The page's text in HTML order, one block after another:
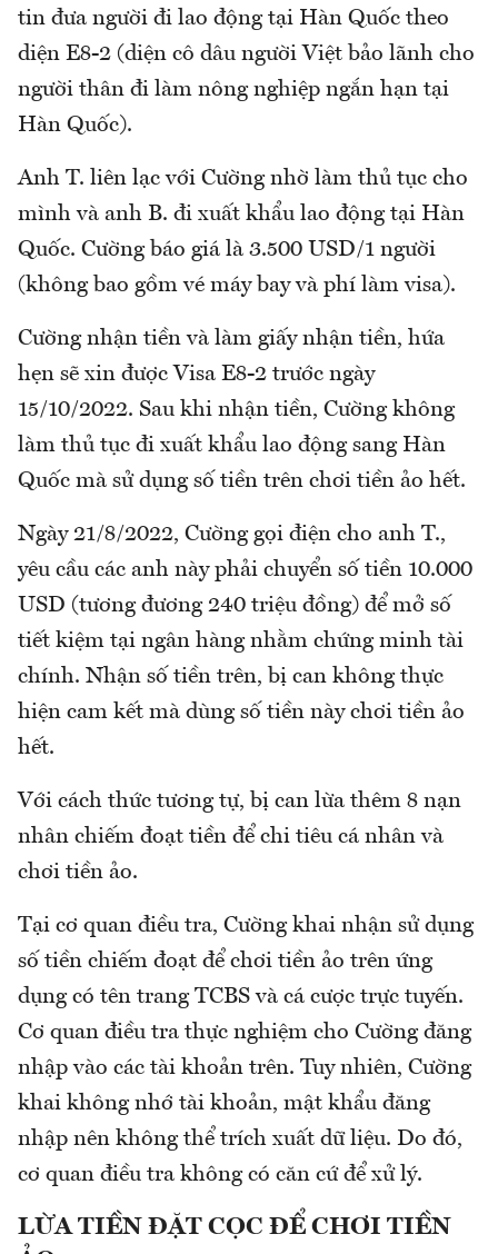
tin đưa người đi lao động tại Hàn Quốc theo
diện E8-2 (diện cô dâu người Việt bảo lãnh cho
người thân đi làm nông nghiệp ngắn hạn tại
Hàn Quốc).
Anh T. liên lạc với Cường nhờ làm thủ tục cho
mình và anh B. đi xuất khẩu lao động tại Hàn
Quốc. Cường báo giá là 3.500 USD/1 người
(không bao gồm vé máy bay và phí làm visa).
Cường nhận tiền và làm giấy nhận tiền, hứa
hẹn sẽ xin được Visa E8-2 trước ngày
15/10/2022. Sau khi nhận tiền, Cường không
làm thủ tục đi xuất khẩu lao động sang Hàn
Quốc mà sử dụng số tiền trên chơi tiền ảo hết.
Ngày 21/8/2022, Cường gọi điện cho anh T.,
yêu cầu các anh này phải chuyển số tiền 10.000
USD (tương đương 240 triệu đồng) để mở số
tiết kiệm tại ngân hàng nhằm chứng minh tài
chính. Nhận số tiền trên, bị can không thực
hiện cam kết mà dùng số tiền này chơi tiền ảo
hết.
Với cách thức tương tự, bị can lừa thêm 8 nạn
nhân chiếm đoạt tiền để chi tiêu cá nhân và
chơi tiền ảo.
Tại cơ quan điều tra, Cường khai nhận sử dụng
số tiền chiếm đoạt để chơi tiền ảo trên ứng
dụng có tên trang TCBS và cá cược trực tuyến.
Cơ quan điều tra thực nghiệm cho Cường đăng
nhập vào các tài khoản trên. Tuy nhiên, Cường
khai không nhớ tài khoản, mật khẩu đăng
nhập nên không thể trích xuất dữ liệu. Do đó,
cơ quan điều tra không có căn cứ để xử lý.
LỪA TIỀN ĐẶT CỌC ĐỂ CHƠI TIỀN